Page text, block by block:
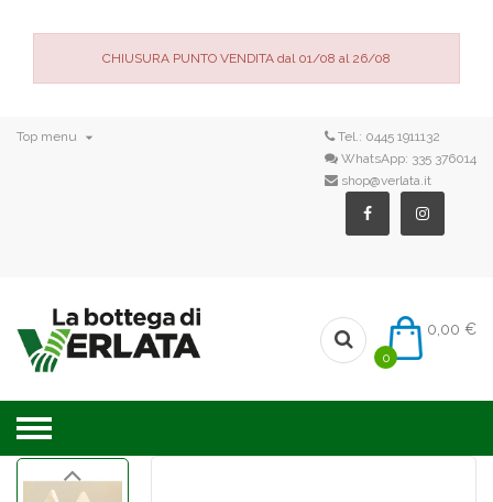
CHIUSURA PUNTO VENDITA dal 01/08 al 26/08
Top menu  Tel.: 0445 1911132
WhatsApp: 335 376014
shop@verlata.it
0,00 €
0